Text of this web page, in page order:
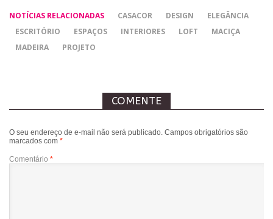
NOTÍCIAS RELACIONADAS CASACOR DESIGN
ELEGÂNCIA
ESCRITÓRIO
ESPAÇOS INTERIORES LOFT
MACIÇA
MADEIRA
PROJETO
COMENTE
O seu endereço de e-mail não será publicado. Campos obrigatórios são
marcados com *
Comentário *